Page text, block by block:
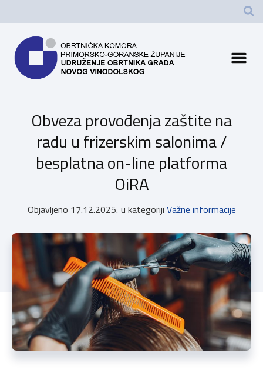
Obveza provođenja zaštite na
radu u frizerskim salonima /
besplatna on-line platforma
OiRA
Objavljeno 17.12.2025. u kategoriji Važne informacije